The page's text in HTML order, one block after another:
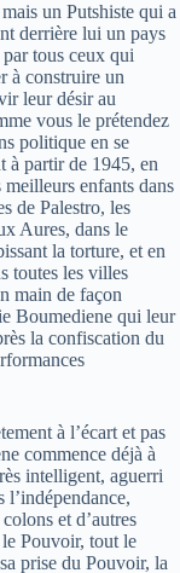
un Putshiste qui a
derrière lui un pays
tous ceux qui
à construire un
leur désir au
vous le prétendez
politique en se
à partir de 1945, en
enfants dans
de Palestro, les
Aures, dans le
la torture, et en
toutes les villes
main de façon
Boumediene qui leur
la confiscation du
à l’écart et pas
commence déjà à
intelligent, aguerri
l’indépendance,
et d’autres
Pouvoir, tout le
prise du Pouvoir, la